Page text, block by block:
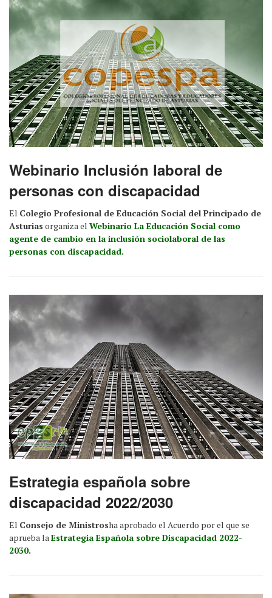
Webinario Inclusión laboral de
personas con discapacidad
El Colegio Profesional de Educación Social del Principado de
Asturias organiza el Webinario La Educación Social como
agente de cambio en la inclusión sociolaboral de las
personas con discapacidad.
Estrategia española sobre
discapacidad 2022/2030
El Consejo de Ministrosha aprobado el Acuerdo por el que se
aprueba laEstrategia Española sobre Discapacidad 2022-
2030.